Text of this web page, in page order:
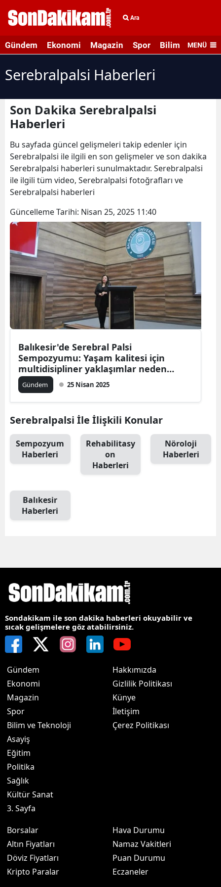
Ara
Gündem Ekonomi Magazin Spor Bilim veMENÜ
Serebralpalsi Haberleri
Son Dakika Serebralpalsi
Haberleri
Bu sayfada güncel gelişmeleri takip edenler için
Serebralpalsi ile ilgili en son gelişmeler ve son dakika
Serebralpalsi haberleri sunulmaktadır. Serebralpalsi
ile ilgili tüm video, Serebralpalsi fotoğrafları ve
Serebralpalsi haberleri
Güncelleme Tarihi: Nisan 25, 2025 11:40
Balıkesir'de Serebral Palsi
Sempozyumu: Yaşam kalitesi için
multidisipliner yaklaşımlar neden
önemli?
Gündem 25 Nisan 2025
Serebralpalsi İle İlişkili Konular
Sempozyum
Haberleri
Rehabilitasy
on
Haberleri
Nöroloji
Haberleri
Balıkesir
Haberleri
Sondakikam ile son dakika haberleri okuyabilir ve
sıcak gelişmelere göz atabilirsiniz.
Gündem
Ekonomi
Magazin
Spor
Bilim ve Teknoloji
Asayiş
Eğitim
Politika
Sağlık
Kültür Sanat
3. Sayfa
Hakkımızda
Gizlilik Politikası
Künye
İletişim
Çerez Politikası
Borsalar
Altın Fiyatları
Döviz Fiyatları
Kripto Paralar
Hava Durumu
Namaz Vakitleri
Puan Durumu
Eczaneler